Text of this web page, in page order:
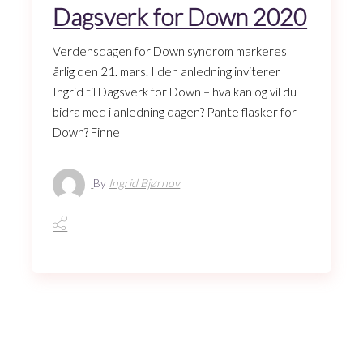
Dagsverk for Down 2020
Verdensdagen for Down syndrom markeres
årlig den 21. mars. I den anledning inviterer
Ingrid til Dagsverk for Down – hva kan og vil du
bidra med i anledning dagen? Pante flasker for
Down? Finne
By Ingrid Bjørnov